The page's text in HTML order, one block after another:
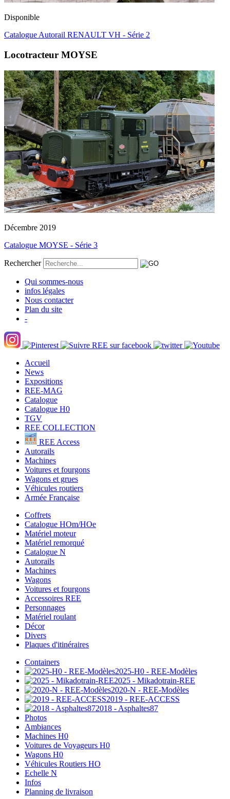
Disponible
Catalogue Autorail RENAULT VH - Série 2
Locotracteur MOYSE
Décembre 2019
Catalogue MOYSE - Série 3
Rechercher
Qui sommes-nous
infos légales
Nous contacter
Plan du site
-
Accueil
News
Expositions
REE-MAG
Catalogue
Catalogue H0
TGV
REE COLLECTION
REE Access
Autorails
Machines
Voitures et fourgons
Wagons et grues
Véhicules routiers
Armée Française
Coffrets
Catalogue HOm/HOe
Matériel moteur
Matériel remorqué
Catalogue N
Autorails
Machines
Wagons
Voitures et fourgons
Accessoires REE
Personnages
Matériel roulant
Décor
Divers
Plaques d'itinéraires
Containers
2025-H0 - REE-Modèles
2025 - Mikadotrain-REE
2020-N - REE-Modèles
2019 - REE-ACCESS
2018 - Asphaltes87
Photos
Ambiances
Machines H0
Voitures de Voyageurs H0
Wagons H0
Véhicules Routiers HO
Echelle N
Infos
Planning de livraison